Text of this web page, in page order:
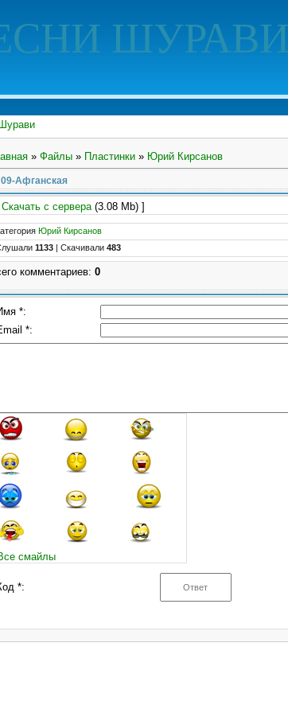
» Файлы » Пластинки » Юрий Кирсанов
09-Афганская
Скачать с сервера(3.08 Mb) ]
Юрий Кирсанов
1133 Скачивали 483
комментариев: 0
*:
*:
смайлы
*: